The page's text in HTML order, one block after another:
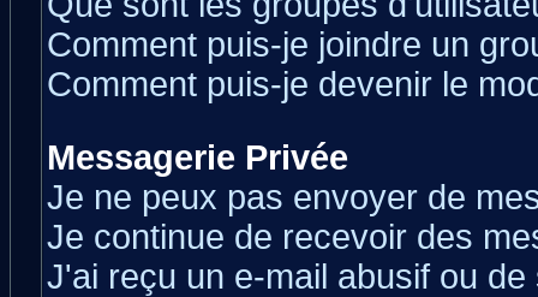
Comment puis-je joindre un
Comment puis-je devenir le
Messagerie Privée
Je ne peux pas envoyer de
Je continue de recevoir des
J'ai reçu un e-mail abusif ou